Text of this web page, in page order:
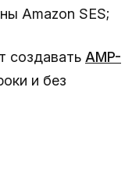
Amazon SES;
создавать AMP-
и без